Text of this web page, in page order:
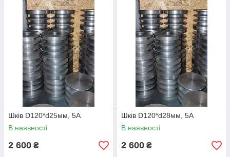
Шків D120*d25мм, 5А
В наявності
2 600 ₴
Шків D120*d28мм, 5А
В наявності
2 600 ₴